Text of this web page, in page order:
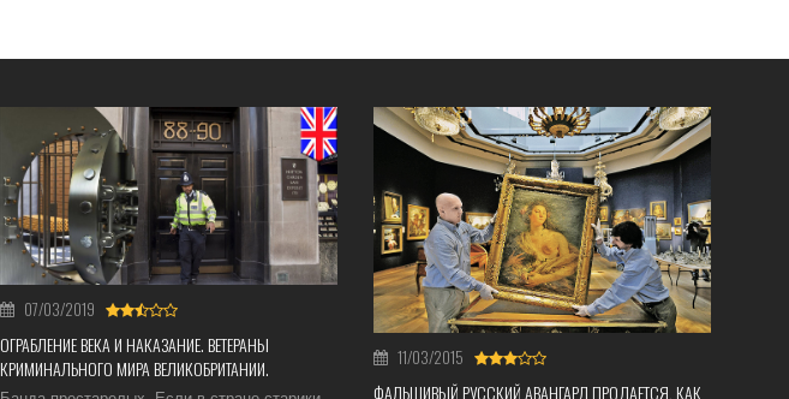
07/03/2019
ОГРАБЛЕНИЕ ВЕКА И НАКАЗАНИЕ. ВЕТЕРАНЫ
КРИМИНАЛЬНОГО МИРА ВЕЛИКОБРИТАНИИ.
11/03/2015
ФАЛЬШИВЫЙ РУССКИЙ АВАНГАРД ПРОДАЕТСЯ, КАК